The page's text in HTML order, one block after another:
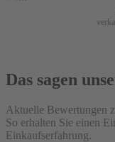
Das sagen
Aktuelle Bewertungen
So erhalten Sie einen
Einkaufserfahrung.